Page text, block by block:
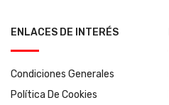
ENLACES DE INTERÉS
Condiciones Generales
Política De Cookies